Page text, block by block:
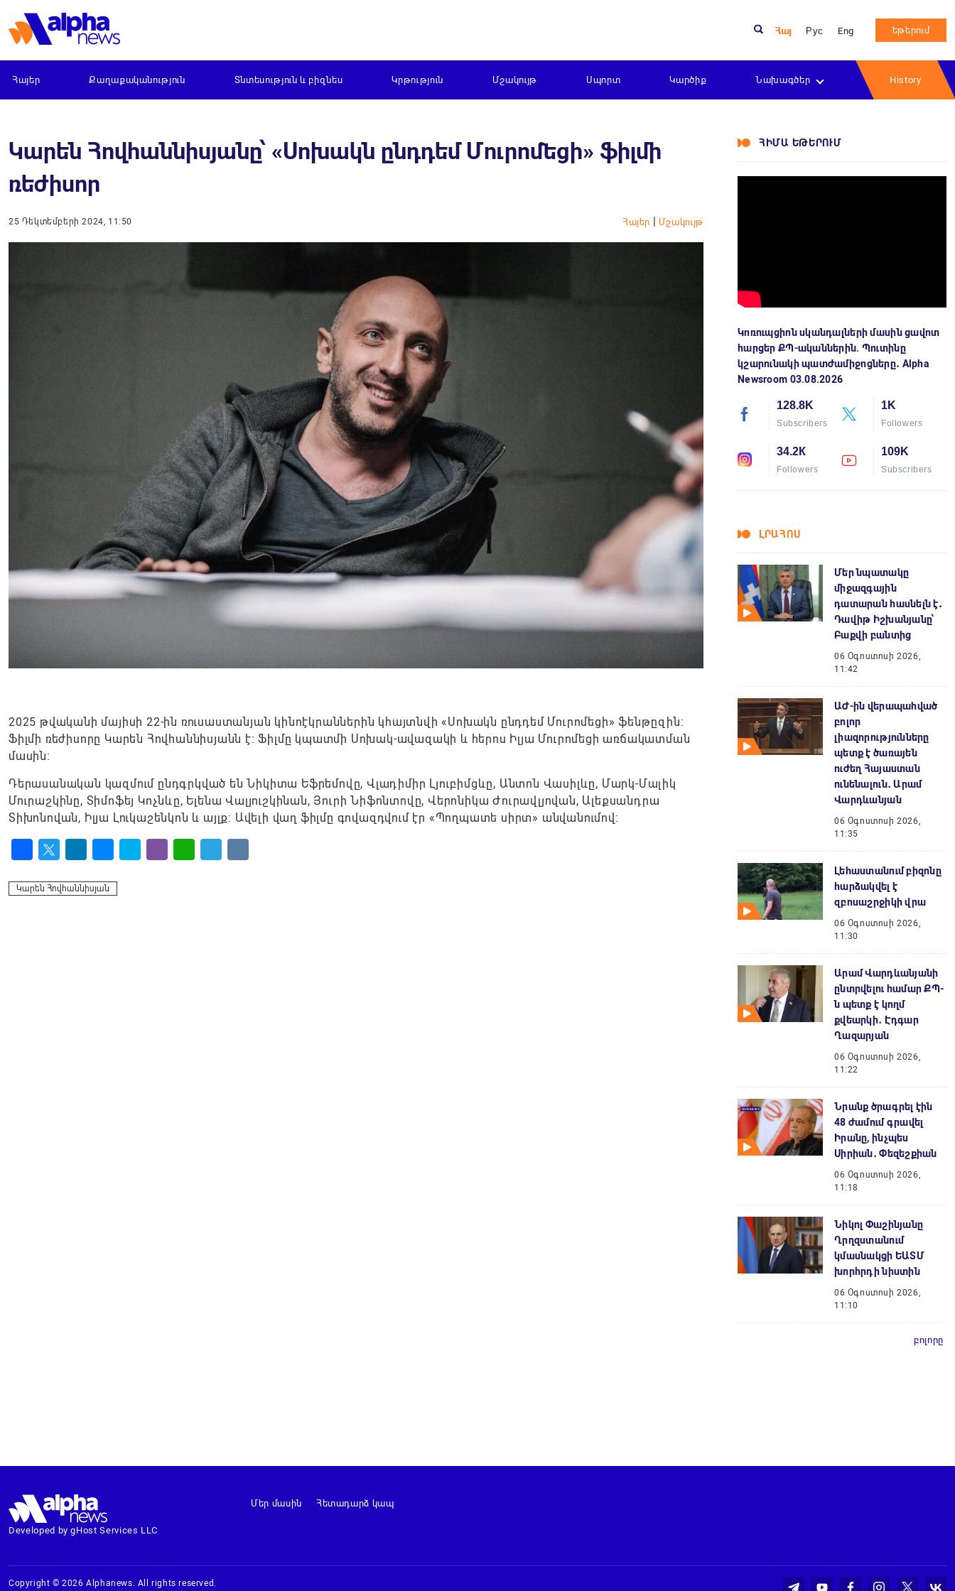
Հայ Рус Eng եթերում
Հայեր Քաղաքականություն Տնտեսություն և բիզնես Կրթություն Մշակույթ Սպորտ Կարծիք Նախագծեր History
Կարեն Հովհաննիսյանը՝ «Սոխակն ընդդեմ Մուրոմեցի» ֆիլմի
ռեժիսոր
25 Դեկտեմբերի 2024, 11:50 Հայեր | Մշակույթ
2025 թվականի մայիսի 22-ին ռուսաստանյան կինոէկրաններին կհայտնվի «Սոխակն ընդդեմ Մուրոմեցի» ֆենթըզին։
Ֆիլմի ռեժիսորը Կարեն Հովհաննիսյանն է։ Ֆիլմը կպատմի Սոխակ-ավազակի և հերոս Իլյա Մուրոմեցի առճակատման
մասին։
Դերասանական կազմում ընդգրկված են Նիկիտա Եֆրեմովը, Վլադիմիր Լյուբիմցևը, Անտոն Վասիլևը, Մարկ-Մալիկ
Մուրաշկինը, Տիմոֆեյ Կոչնևը, Ելենա Վալյուշկինան, Յուրի Նիֆոնտովը, Վերոնիկա Ժուրավլյովան, Ալեքսանդրա
Տիխոնովան, Իլյա Լուկաշենկոն և այլք: Ավելի վաղ ֆիլմը գովազդվում էր «Պողպատե սիրտ» անվանումով։
Կարեն Հովհաննիսյան
ՀԻՄԱ ԵԹԵՐՈՒՄ
Կոռուպցիոն սկանդալների մասին ցավոտ
հարցեր ՔՊ-ականներին. Պուտինը
կշարունակի պատժամիջոցները․ Alpha
Newsroom 03.08.2026
128.8K
Subscribers
1K
Followers
34.2К
Followers
109K
Subscribers
ԼՐԱՀՈՍ
Մեր նպատակը
միջազգային
դատարան հասնելն է․
Դավիթ Իշխանյանը՝
Բաքվի բանտից
06 Օգոստոսի 2026,
11:42
ԱԺ-ին վերապահված
բոլոր
լիազորությունները
պետք է ծառայեն
ուժեղ Հայաստան
ունենալուն․ Արամ
Վարդևանյան
06 Օգոստոսի 2026,
11:35
Լեհաստանում բիզոնը
հարձակվել է
զբոսաշրջիկի վրա
06 Օգոստոսի 2026,
11:30
Արամ Վարդևանյանի
ընտրվելու համար ՔՊ-
ն պետք է կողմ
քվեարկի․ Էդգար
Ղազարյան
06 Օգոստոսի 2026,
11:22
Նրանք ծրագրել էին
48 ժամում գրավել
Իրանը, ինչպես
Սիրիան․ Փեզեշքիան
06 Օգոստոսի 2026,
11:18
Նիկոլ Փաշինյանը
Ղրղզստանում
կմասնակցի ԵԱՏՄ
խորհրդի նիստին
06 Օգոստոսի 2026,
11:10
բոլորը
Developed by gHost Services LLC
Մեր մասին Հետադարձ կապ
Copyright © 2026 Alphanews. All rights reserved.